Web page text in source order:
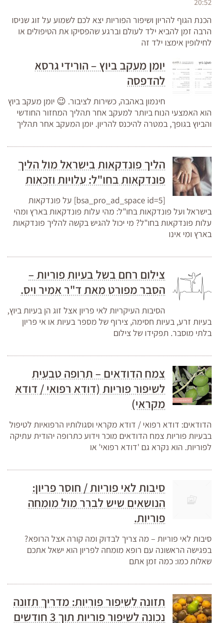
20:52
הכנת הגוף להריון ושיפור הפוריות יצא לכם לשמוע על זוג שניסו
הרבה זמן להביא ילד לעולם וברגע שהפסיקו את הטיפולים או
לחילופין אימצו ילד זה
יומן מעקב ביוץ – הורידי גרסא
להדפסה
חינמון באהבה, כשירות לציבור. 😉 יומן מעקב ביוץ
הוא האמצעי הנוח ביותר למעקב אחר תהליך המחזור החודשי
והביוץ בגופך, במטרה להיכנס להריון. יומן המעקב אחר תהליך
הליך פונדקאות בישראל מול הליך
פונדקאות בחו"ל: עלויות וזכאות
[bsa_pro_ad_space id=5] על פונדקאות
בישראל ועל פונדקאות בחו"ל: מהי עלות פונדקאות בארץ ומהי
עלות פונדקאות בחו"ל? מי יכול להגיש בקשה להליך פונדקאות
בארץ ומי אינו
צילום רחם בשל בעיות פוריות –
הסבר מפורט מאת ד"ר אמיר ויס.
הסיבות העיקריות לאי פריון אצל זוג הן בעיות ביוץ,
בעיות זרע, בעיות חסימה, צירוף של מספר בעיות או אי פריון
בלתי מוסבר. תפקידו של צילום
צמח הדודאים – תרופה טבעית
לשיפור פוריות (דודא רפואי / דודא
מקראי)
הדודאים: דודא רפואי / דודא מקראי וסגולותיו הרפואיות לטיפול
בבעיות פוריות צמח הדודאים מוכר וידוע כתרופה יהודית עתיקה
לפוריות. הוא נקרא גם 'דודא רפואי' או
סיבות לאי פוריות / חוסר פריון:
הנושאים שיש לברר מול מומחה
פוריות.
סיבות לאי פוריות – מה צריך לבדוק ומה קורה אצל הרופא?
בפגישה הראשונה עם רופא מומחה לפריון הוא ישאל אתכם
שאלות כמו: כמה זמן אתם
תזונה לשיפור פוריות: מדריך תזונה
נכונה לשיפור פוריות תוך 3 חודשים